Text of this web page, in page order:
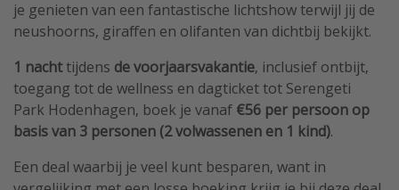
je genieten van een fantastische lichtshow terwijl jij de
neushoorns, giraffen en olifanten van dichtbij bekijkt.
1 nachttijdens de voorjaarsvakantie, inclusief ontbijt,
toegang tot de wellness en dagticket tot Serengeti
Park Hodenhagen, boek je vanaf €56 per persoon op
basis van 3 personen (2 volwassenen en 1 kind).
Een deal waarbij je veel kunt besparen, want in